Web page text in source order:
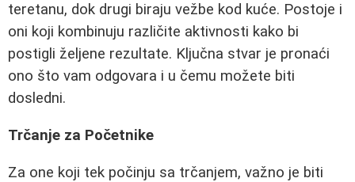
teretanu, dok drugi biraju vežbe kod kuće. Postoje i
oni koji kombinuju različite aktivnosti kako bi
postigli željene rezultate. Ključna stvar je pronaći
ono što vam odgovara i u čemu možete biti
dosledni.
Trčanje za Početnike
Za one koji tek počinju sa trčanjem, važno je biti